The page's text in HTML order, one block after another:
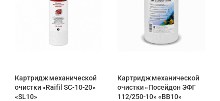
Картридж механической
очистки «Raifil SC-10-20»
«SL10»
Картридж механической
очистки «Посейдон ЭФГ
112/250-10» «ВВ10»